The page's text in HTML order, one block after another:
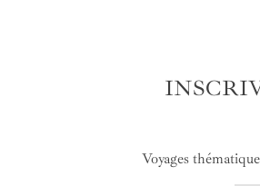
Voyages